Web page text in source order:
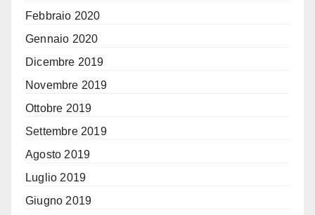
Febbraio 2020
Gennaio 2020
Dicembre 2019
Novembre 2019
Ottobre 2019
Settembre 2019
Agosto 2019
Luglio 2019
Giugno 2019